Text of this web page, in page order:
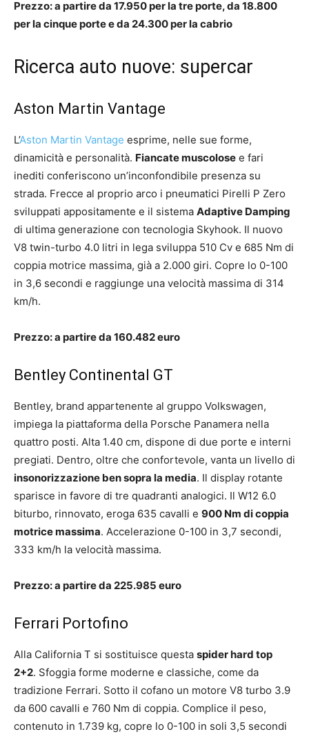
Prezzo: a partire da 17.950 per la tre porte, da 18.800
per la cinque porte e da 24.300 per la cabrio
Ricerca auto nuove: supercar
Aston Martin Vantage
L’Aston Martin Vantage esprime, nelle sue forme,
dinamicità e personalità. Fiancate muscolose e fari
inediti conferiscono un’inconfondibile presenza su
strada. Frecce al proprio arco i pneumatici Pirelli P Zero
sviluppati appositamente e il sistema Adaptive Damping
di ultima generazione con tecnologia Skyhook. Il nuovo
V8 twin-turbo 4.0 litri in lega sviluppa 510 Cv e 685 Nm di
coppia motrice massima, già a 2.000 giri. Copre lo 0-100
in 3,6 secondi e raggiunge una velocità massima di 314
km/h.
Prezzo: a partire da 160.482 euro
Bentley Continental GT
Bentley, brand appartenente al gruppo Volkswagen,
impiega la piattaforma della Porsche Panamera nella
quattro posti. Alta 1.40 cm, dispone di due porte e interni
pregiati. Dentro, oltre che confortevole, vanta un livello di
insonorizzazione ben sopra la media. Il display rotante
sparisce in favore di tre quadranti analogici. Il W12 6.0
biturbo, rinnovato, eroga 635 cavalli e 900 Nm di coppia
motrice massima. Accelerazione 0-100 in 3,7 secondi,
333 km/h la velocità massima.
Prezzo: a partire da 225.985 euro
Ferrari Portofino
Alla California T si sostituisce questa spider hard top
2+2. Sfoggia forme moderne e classiche, come da
tradizione Ferrari. Sotto il cofano un motore V8 turbo 3.9
da 600 cavalli e 760 Nm di coppia. Complice il peso,
contenuto in 1.739 kg, copre lo 0-100 in soli 3,5 secondi